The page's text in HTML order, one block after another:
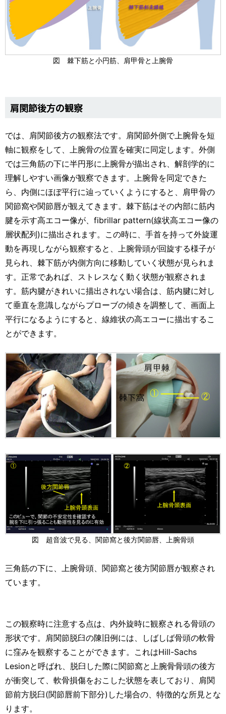
図 棘下筋と小円筋、肩甲骨と上腕骨
肩関節後方の観察
では、肩関節後方の観察法です。肩関節外側で上腕骨を短
軸に観察をして、上腕骨の位置を確実に同定します。外側
では三角筋の下に半円形に上腕骨が描出され、解剖学的に
理解しやすい画像が観察できます。上腕骨を同定できた
ら、内側にほぼ平行に辿っていくようにすると、肩甲骨の
関節窩や関節唇が観えてきます。棘下筋はその内部に筋内
腱を示す高エコー像が、fibrillar pattern(線状高エコー像の
層状配列)に描出されます。この時に、手首を持って外旋運
動を再現しながら観察すると、上腕骨頭が回旋する様子が
見られ、棘下筋が内側方向に移動していく状態が見られま
す。正常であれば、ストレスなく動く状態が観察されま
す。筋内腱がきれいに描出されない場合は、筋内腱に対し
て垂直を意識しながらプローブの傾きを調整して、画面上
平行になるようにすると、線維状の高エコーに描出するこ
とができます。
図 超音波で見る、関節窩と後方関節唇、上腕骨頭
三角筋の下に、上腕骨頭、関節窩と後方関節唇が観察され
ています。
この観察時に注意する点は、内外旋時に観察される骨頭の
形状です。肩関節脱臼の陳旧例には、しばしば骨頭の軟骨
に窪みを観察することができます。これはHill-Sachs
Lesionと呼ばれ、脱臼した際に関節窩と上腕骨骨頭の後方
が衝突して、軟骨損傷をおこした状態を表しており、肩関
節前方脱臼(関節唇前下部分)した場合の、特徴的な所見とな
ります。